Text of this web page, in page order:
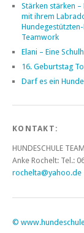
Stärken stärken
mit ihrem
Teamwork
Elani – Eine
16. Geburtstag
Darf es ein
KONTAKT:
HUNDESCHULE
Anke Rochelt: Tel.:
rochelta@yahoo.de
©